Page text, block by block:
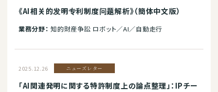
《AI相关的发明专利制度问题解析》（簡体中文版）
業務分野： 知的財産争訟 ロボット／AI／自動走行
2025.12.26 ニューズレター
「AI関連発明に関する特許制度上の論点整理」：IPチー